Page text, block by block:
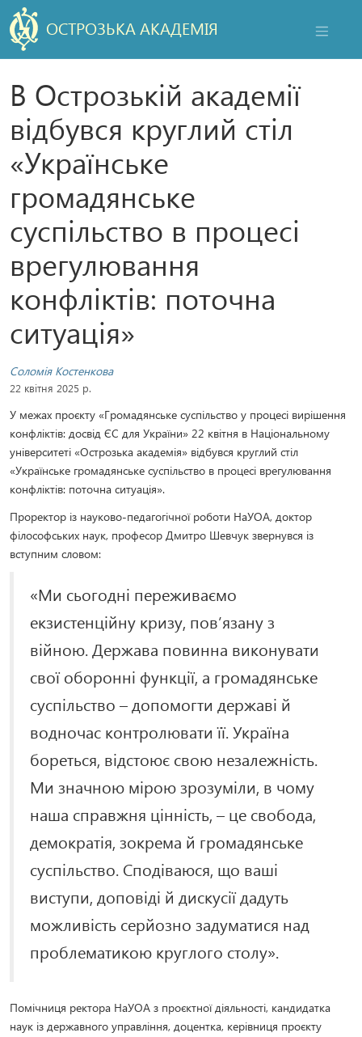
ОСТРОЗЬКА АКАДЕМІЯ
В Острозькій академії
відбувся круглий стіл
«Українське
громадянське
суспільство в процесі
врегулювання
конфліктів: поточна
ситуація»
Соломія Костенкова
22 квітня 2025 р.
У межах проєкту «Громадянське суспільство у процесі вирішення
конфліктів: досвід ЄС для України» 22 квітня в Національному
університеті «Острозька академія» відбувся круглий стіл
«Українське громадянське суспільство в процесі врегулювання
конфліктів: поточна ситуація».
Проректор із науково-педагогічної роботи НаУОА, доктор
філософських наук, професор Дмитро Шевчук звернувся із
вступним словом:
«Ми сьогодні переживаємо
екзистенційну кризу, пов’язану з
війною. Держава повинна виконувати
свої оборонні функції, а громадянське
суспільство – допомогти державі й
водночас контролювати її. Україна
бореться, відстоює свою незалежність.
Ми значною мірою зрозуміли, в чому
наша справжня цінність, – це свобода,
демократія, зокрема й громадянське
суспільство. Сподіваюся, що ваші
виступи, доповіді й дискусії дадуть
можливість серйозно задуматися над
проблематикою круглого столу».
Помічниця ректора НаУОА з проєктної діяльності, кандидатка
наук із державного управління, доцентка, керівниця проєкту